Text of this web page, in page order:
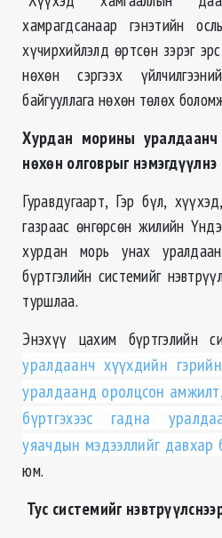
хамрагдсанаар гэнэтийн
хүчирхийлэлд өртсөн зэрэг
нөхөн сэргээх
байгууллага нөхөн төлөх
Хурдан морины
нөхөн олговрыг нэмэгдүүлнэ
Гуравдугаарт, Гэр бүл,
газраас өнгөрсөн жилийн
хурдан морь унах
бүртгэлийн системийг
туршлаа.
Энэхүү цахим бүртгэлийн
уралдаанч хүүхдийн
уралдаанд оролцсон амжилт,
бүртгэхээс гадна
уяачдын мэдээллийг давхар
юм.
Тус системийг